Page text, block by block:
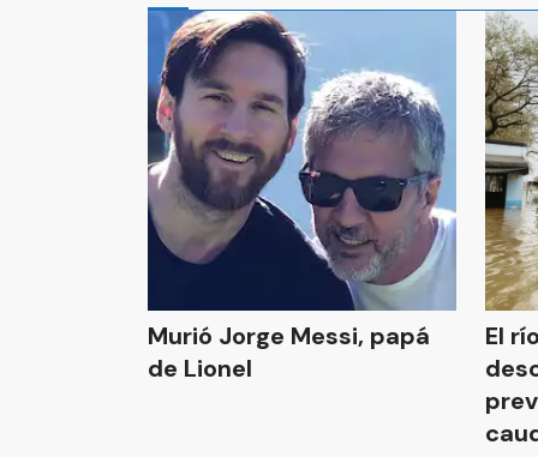
Murió Jorge Messi, papá
de Lionel
El